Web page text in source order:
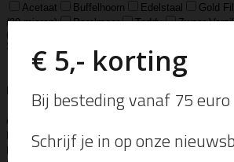
Acetaat Buffelhoorn Edelstaal Gold
(30 micron)
Parelmoer Teddy Zwaar
(15 micron)
Soort
Accessoires
Armband Armbandje
Avondtasje
Beanie
Bowlingtas
Brillen Etui Broche
Clutch
Creditcard Houder Creditcard
de Parfum
Fiber Sticks
Geurkaars Geurkaart Hand-
Bodywash
Handschoen Handtas Hanger